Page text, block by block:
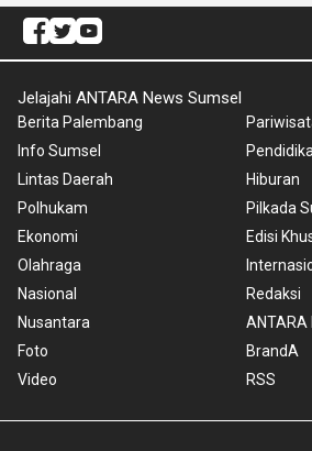
Jelajahi ANTARA News Sumsel
Berita Palembang
Info Sumsel
Lintas Daerah
Polhukam
Ekonomi
Olahraga
Nasional
Nusantara
Foto
Video
Hiburan
Pilkada
Edisi
Redaksi
ANTARA
BrandA
RSS